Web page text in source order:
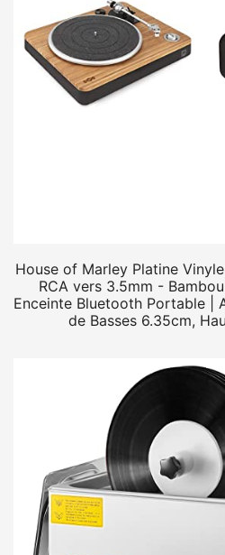
House of Marley Platine
RCA vers 3.5mm -
Enceinte Bluetooth Portable |
de Basses 6.35cm,